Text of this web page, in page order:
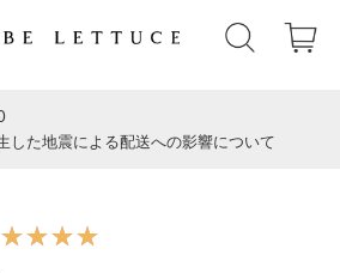
した地震による配送への影響について